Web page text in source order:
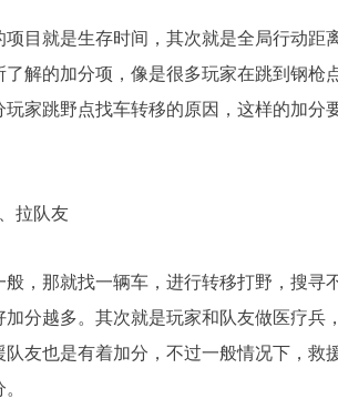
目就是生存时间，其次就是全局行动距
解的加分项，像是很多玩家在跳到钢
玩家跳野点找车转移的原因，这样的加
拉队友
般，那就找一辆车，进行转移打野，搜
分越多。其次就是玩家和队友做医疗兵
友也是有着加分，不过一般情况下，救